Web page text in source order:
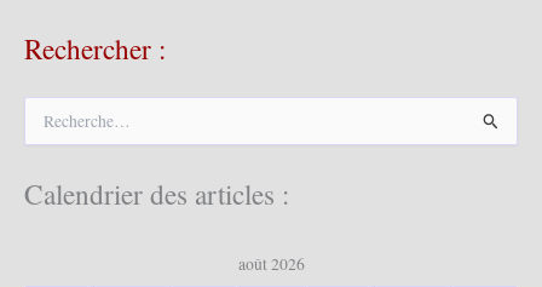
Rechercher :
h
e
Calendrier des articles :
août 2026